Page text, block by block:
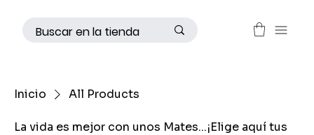
Inicio All Products
La vida es mejor con unos Mates...¡Elige aquí tus